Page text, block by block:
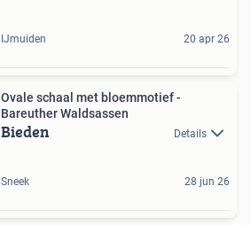
IJmuiden 20 apr 26
Ovale schaal met bloemmotief -
Bareuther Waldsassen
Bieden Details
Sneek 28 jun 26